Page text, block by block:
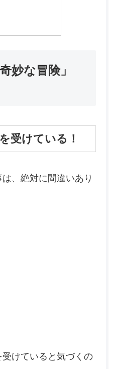
妙な冒険」
受けている！
、絶対に間違いあり
けていると気づくの